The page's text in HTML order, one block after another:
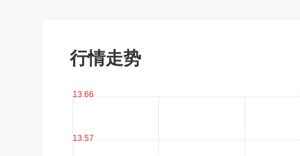
行情走势
13.57
13.66